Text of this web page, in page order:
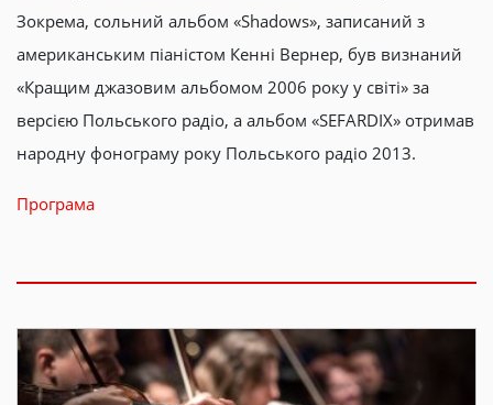
Зокрема, сольний альбом «Shadows», записаний з
американським піаністом Кенні Вернер, був визнаний
«Кращим джазовим альбомом 2006 року у світі» за
версією Польського радіо, а альбом «SEFARDIX» отримав
народну фонограму року Польського радіо 2013.
Програма